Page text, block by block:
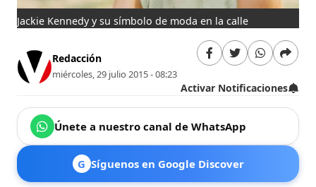
Jackie Kennedy y su símbolo de moda en la calle
Redacción
miércoles, 29 julio 2015 - 08:23
Activar Notificaciones
Únete a nuestro canal de WhatsApp
G Síguenos en Google Discover